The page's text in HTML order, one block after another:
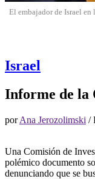
El embajador de Israel
Israel
Informe de la
porAna Jerozolimski /
Una Comisión de
polémico documento
denunciando que se